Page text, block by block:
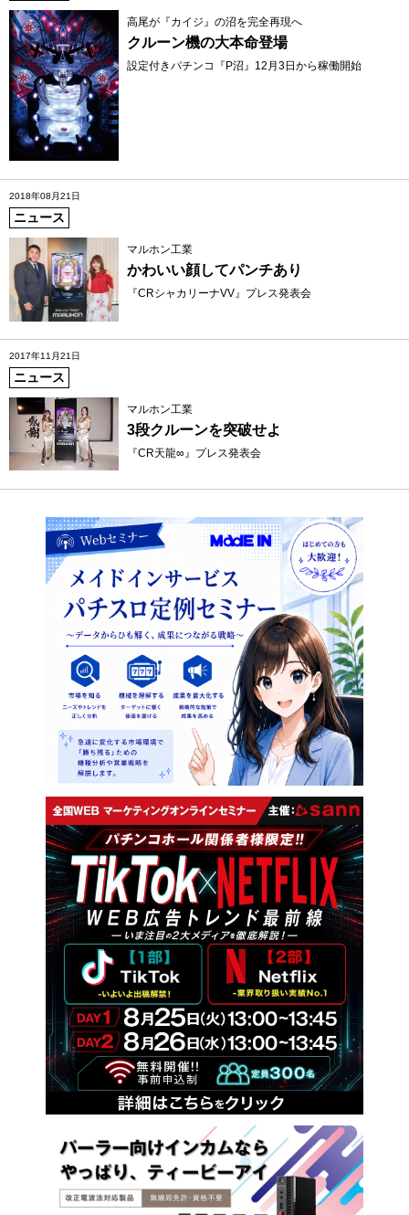
高尾が『カイジ』の沼を完全再現へ
クルーン機の大本命登場
設定付きパチンコ『P沼』12月3日から稼働開始
2018年08月21日
ニュース
マルホン工業
かわいい顔してパンチあり
『CRシャカリーナVV』プレス発表会
2017年11月21日
ニュース
マルホン工業
3段クルーンを突破せよ
『CR天龍∞』プレス発表会